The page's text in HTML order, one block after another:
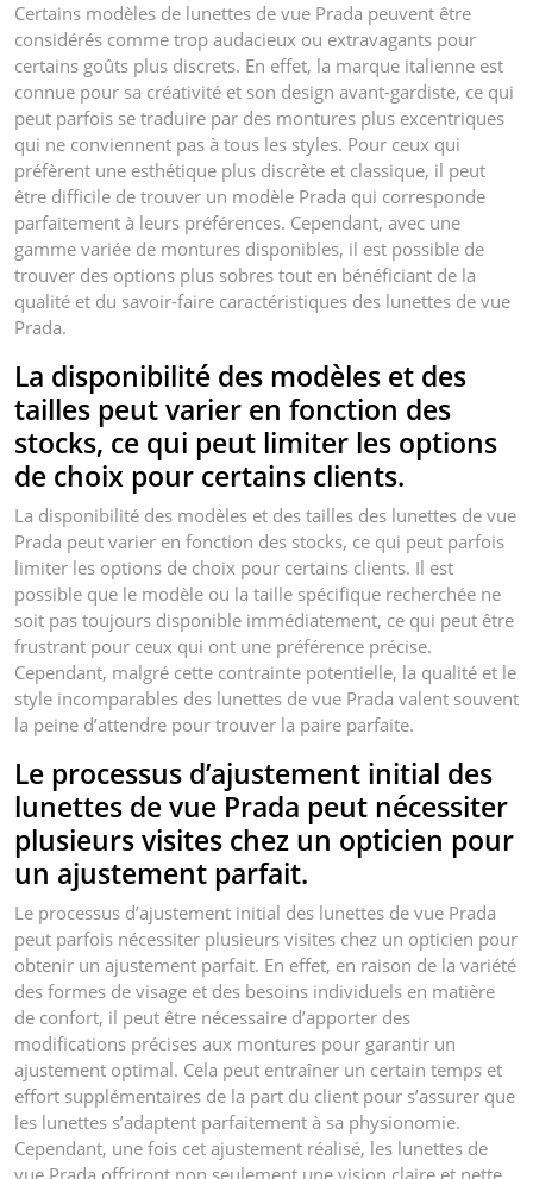
Certains modèles de lunettes de vue Prada peuvent être
considérés comme trop audacieux ou extravagants pour
certains goûts plus discrets. En effet, la marque italienne est
connue pour sa créativité et son design avant-gardiste, ce qui
peut parfois se traduire par des montures plus excentriques
qui ne conviennent pas à tous les styles. Pour ceux qui
préfèrent une esthétique plus discrète et classique, il peut
être difficile de trouver un modèle Prada qui corresponde
parfaitement à leurs préférences. Cependant, avec une
gamme variée de montures disponibles, il est possible de
trouver des options plus sobres tout en bénéficiant de la
qualité et du savoir-faire caractéristiques des lunettes de vue
Prada.
La disponibilité des modèles et des
tailles peut varier en fonction des
stocks, ce qui peut limiter les options
de choix pour certains clients.
La disponibilité des modèles et des tailles des lunettes de vue
Prada peut varier en fonction des stocks, ce qui peut parfois
limiter les options de choix pour certains clients. Il est
possible que le modèle ou la taille spécifique recherchée ne
soit pas toujours disponible immédiatement, ce qui peut être
frustrant pour ceux qui ont une préférence précise.
Cependant, malgré cette contrainte potentielle, la qualité et le
style incomparables des lunettes de vue Prada valent souvent
la peine d’attendre pour trouver la paire parfaite.
Le processus d’ajustement initial des
lunettes de vue Prada peut nécessiter
plusieurs visites chez un opticien pour
un ajustement parfait.
Le processus d’ajustement initial des lunettes de vue Prada
peut parfois nécessiter plusieurs visites chez un opticien pour
obtenir un ajustement parfait. En effet, en raison de la variété
des formes de visage et des besoins individuels en matière
de confort, il peut être nécessaire d’apporter des
modifications précises aux montures pour garantir un
ajustement optimal. Cela peut entraîner un certain temps et
effort supplémentaires de la part du client pour s’assurer que
les lunettes s’adaptent parfaitement à sa physionomie.
Cependant, une fois cet ajustement réalisé, les lunettes de